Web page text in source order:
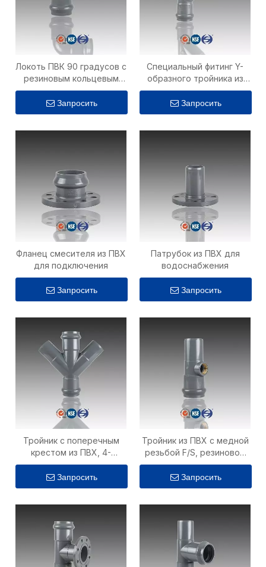
Локоть ПВК 90 градусов с
резиновым кольцевым
соединением РР ФФ,
гибким соединением
используя для полива
Запросить
Специальный фитинг Y-
образного тройника из
ПВХ
Запросить
Фланец смесителя из ПВХ
для подключения
Запросить
Патрубок из ПВХ для
водоснабжения
Запросить
Тройник с поперечным
крестом из ПВХ, 4-
ходовой
Запросить
Тройник из ПВХ с медной
резьбой F/S, резиновое
кольцо для крана
Запросить